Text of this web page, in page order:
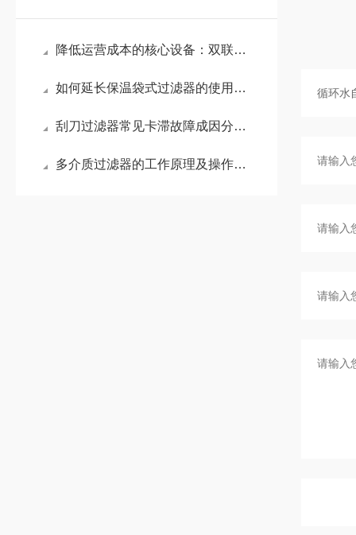
降低运营成本的核心设备：双联袋式过滤器应用详解
如何延长保温袋式过滤器的使用寿命？
刮刀过滤器常见卡滞故障成因分析，快速排查与解决技巧
多介质过滤器的工作原理及操作日常维护